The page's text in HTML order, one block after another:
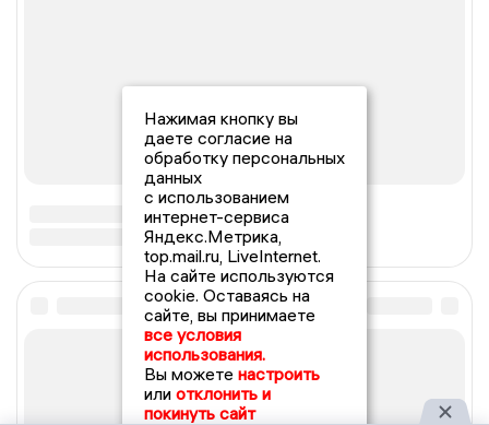
Нажимая кнопку вы
даете согласие на
обработку персональных
данных
с использованием
интернет-сервиса
Яндекс.Метрика,
top.mail.ru, LiveInternet.
На сайте используются
cookie. Оставаясь на
сайте, вы принимаете
все условия
использования.
Вы можете настроить
или отклонить и
покинуть сайт